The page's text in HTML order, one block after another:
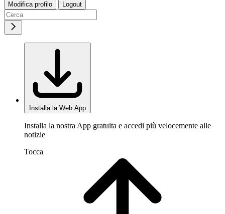
Modifica profilo Logout
Installa la Web App
Installa la nostra App gratuita e accedi più velocemente alle
notizie
Tocca